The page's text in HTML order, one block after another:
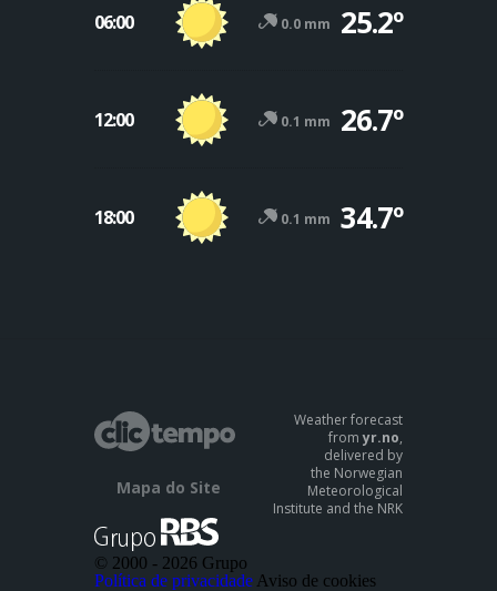
06:00 0.0 mm 25.2º
12:00 0.1 mm 26.7º
18:00 0.1 mm 34.7º
Mapa do Site
Weather forecast
fromyr.no,
delivered by
the Norwegian
Meteorological
Institute and the NRK
© 2000 - 2026 Grupo
Política de privacidade Aviso de cookies